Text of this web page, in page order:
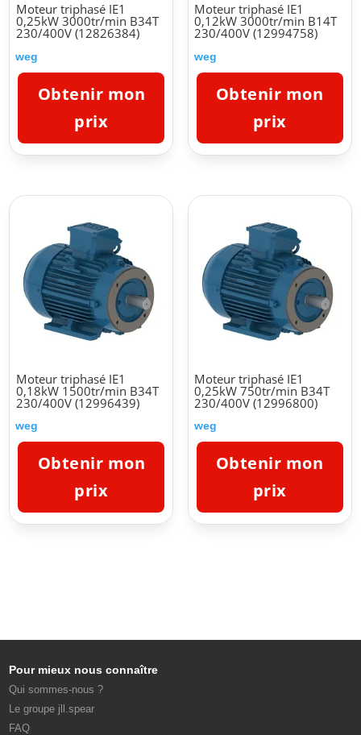
Moteur triphasé IE1
0,25kW 3000tr/min B34T
230/400V (12826384)
weg
Obtenir mon
prix
Moteur triphasé IE1
0,12kW 3000tr/min B14T
230/400V (12994758)
weg
Obtenir mon
prix
Moteur triphasé IE1
0,18kW 1500tr/min B34T
230/400V (12996439)
weg
Obtenir mon
prix
Moteur triphasé IE1
0,25kW 750tr/min B34T
230/400V (12996800)
weg
Obtenir mon
prix
Pour mieux nous connaître
Qui sommes-nous ?
Le groupe jll.spear
FAQ